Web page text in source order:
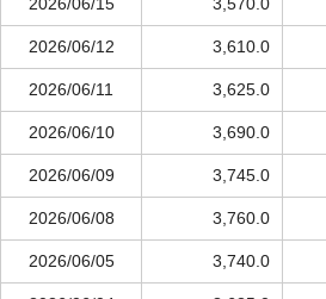
2026/06/12 3,610.0
2026/06/11 3,625.0
2026/06/10 3,690.0
2026/06/09 3,745.0
2026/06/08 3,760.0
2026/06/05 3,740.0